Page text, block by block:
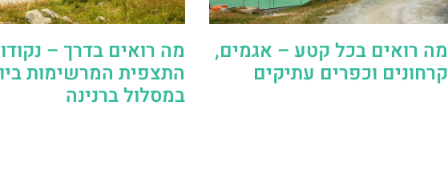
מה רואים בכל קטע – אגמים,
קרחונים וכפרים עתיקים
מה רואים בדרך –
התצפית המרשימות
במסלול ברנינה